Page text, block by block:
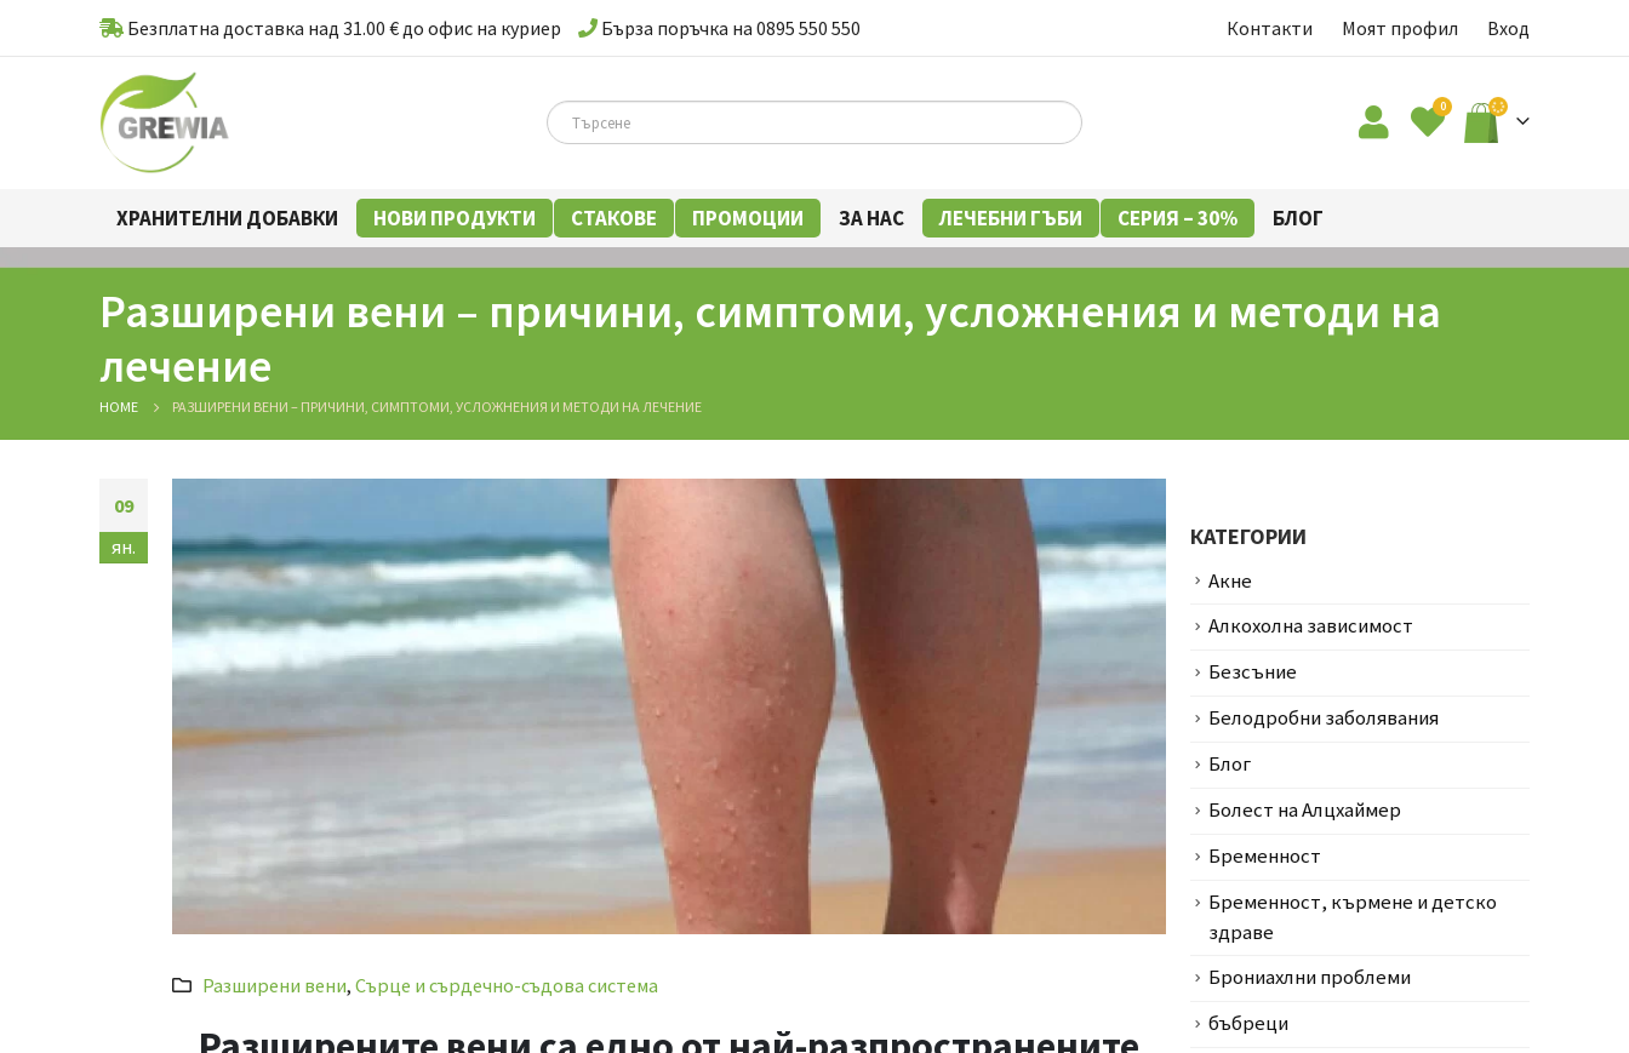
Безплатна доставка над 31.00 € до офис на куриер Бърза поръчка на 0895 550 550 Контакти Моят профил Вход
0
ХРАНИТЕЛНИ ДОБАВКИ НОВИ ПРОДУКТИ СТАКОВЕ ПРОМОЦИИ ЗА НАС ЛЕЧЕБНИ ГЪБИ СЕРИЯ – 30% БЛОГ
Разширени вени – причини, симптоми, усложнения и методи на
лечение
HOME РАЗШИРЕНИ ВЕНИ – ПРИЧИНИ, СИМПТОМИ, УСЛОЖНЕНИЯ И МЕТОДИ НА ЛЕЧЕНИЕ
09
ян.
Разширени вени,Сърце и сърдечно-съдова система
КАТЕГОРИИ
Акне
Алкохолна зависимост
Безсъние
Белодробни заболявания
Блог
Болест на Алцхаймер
Бременност
Бременност, кърмене и детско
здраве
Брониахлни проблеми
бъбреци